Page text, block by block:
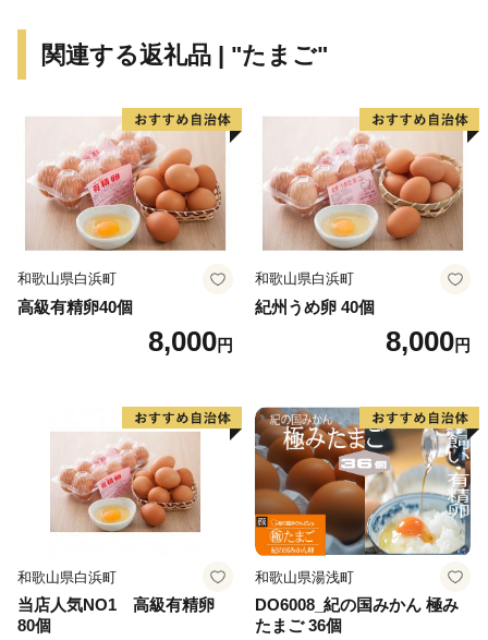
す。
・寄附者住所とお礼品送付先住所が異なる場合、送付先
でお品を受け取る方に対し、お礼品が届くことを必ず事
前にご連絡ください。
（「寄附した覚えがないのにお礼品が送られてきた」と
のお問い合わせがしばしば寄せられております）
がございます。
・日出町にお住まいの方からのご寄附に対しては、お礼
品の送付をいたしておりません。
〒541-8790
大阪府大阪市中央区南本町１の６の２０
コーユービジネス内 44341
大分県日出町 ふるさと納税 ワンストップ特例申請書
HELLO KITTY ©1976, 2020 SANRIO
CO.,LTD.APPROVAL NO.L611294
関連する返礼品 | "たまご"
和歌山県白浜町
高級有精卵40個
8,000円
和歌山県白浜町
紀州うめ卵 40個
8,000円
和歌山県白浜町
当店人気NO1 高級有精卵
80個
和歌山県湯浅町
DO6008_紀の国みかん 極み
たまご 36個